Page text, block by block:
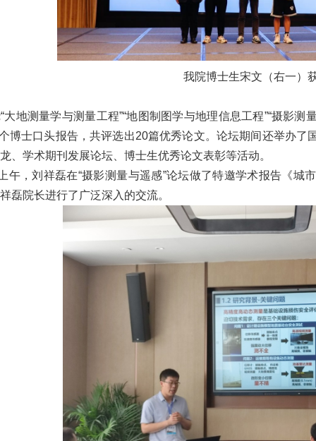
我院博士生宋文（右一）
大地测量学与测量工程”“地图制图学与地理信息工程”“摄影
博士口头报告，共评选出20篇优秀论文。论坛期间还举办了
、学术期刊发展论坛、博士生优秀论文表彰等活动。
午，刘祥磊在“摄影测量与遥感”论坛做了特邀学术报告《城
磊院长进行了广泛深入的交流。